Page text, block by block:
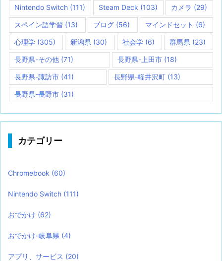
Nintendo Switch (111) Steam Deck (103) カメラ (29)
スペイン語学習 (13) ブログ (56) マインドセット (6)
心理学 (305) 新潟県 (30) 社会学(6) 群馬県 (23)
長野県-その他 (71) 長野県-上田市(18)
長野県-諏訪市 (41) 長野県-軽井沢町 (13)
長野県-長野市 (31)
カテゴリー
Chromebook (60)
Nintendo Switch (111)
おでかけ (62)
おでかけ-岐阜県 (4)
アプリ、サービス (20)